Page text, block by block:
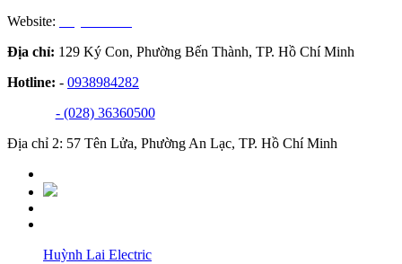
Website:
Địa chỉ: 129 Ký Con, Phường Bến Thành, TP. Hồ Chí Minh
Hotline: - 0938984282
- (028) 36360500
Địa chỉ 2: 57 Tên Lửa, Phường An Lạc, TP. Hồ Chí Minh
Huỳnh Lai Electric